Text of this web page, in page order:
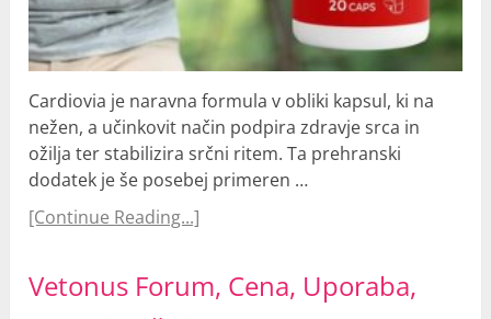
Cardiovia je naravna formula v obliki kapsul, ki na
nežen, a učinkovit način podpira zdravje srca in
ožilja ter stabilizira srčni ritem. Ta prehranski
dodatek je še posebej primeren …
[Continue Reading...]
Vetonus Forum, Cena, Uporaba,